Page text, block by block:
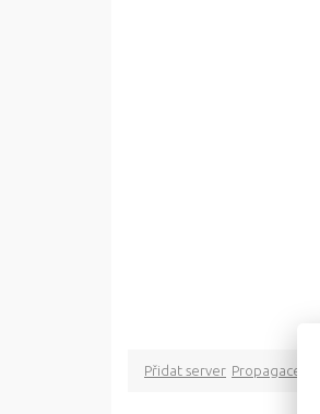
Přidat server Propagace